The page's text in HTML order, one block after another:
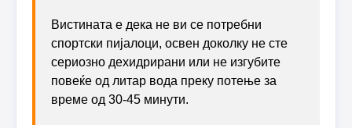
Вистината е дека не ви се потребни
спортски пијалоци, освен доколку не сте
сериозно дехидрирани или не изгубите
повеќе од литар вода преку потење за
време од 30-45 минути.